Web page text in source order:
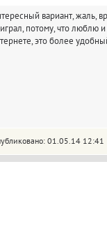
вариант, жаль,
потому, что люблю
это более
01.05.14 12:41